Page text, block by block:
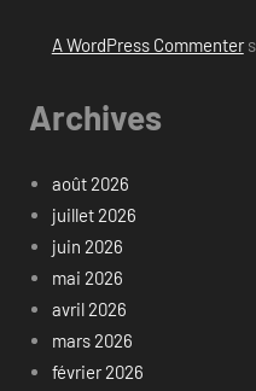
A WordPress Commenter
Archives
août 2026
juillet 2026
juin 2026
mai 2026
avril 2026
mars 2026
février 2026